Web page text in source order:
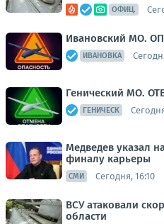
ОФИЦ.
Ивановский МО.
ИВАНОВКА
Генический МО.
ГЕНИЧЕСК
Медведев указал
финалу карьеры
СМИ Сегодня, 16:10
ВСУ атаковали
области